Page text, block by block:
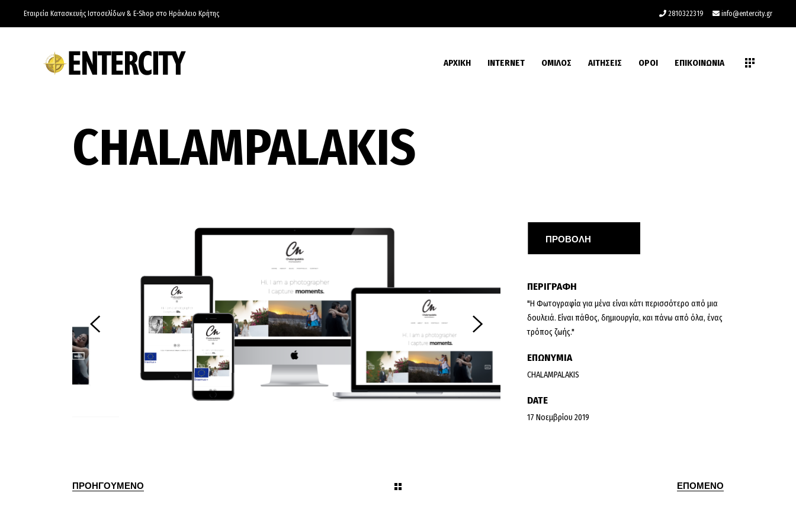
Εταιρεία Κατασκευής Ιστοσελίδων & E-Shop στο Ηράκλειο Κρήτης 2810322319 info@entercity.gr
ΑΡΧΙΚΗ INTERNET ΟΜΙΛΟΣ ΑΙΤΗΣΕΙΣ ΟΡΟΙ ΕΠΙΚΟΙΝΩΝΙΑ
CHALAMPALAKIS
ΠΕΡΙΓΡΑΦΗ
"Η Φωτογραφία για μένα είναι κάτι περισσότερο από μια
δουλειά. Eίναι πάθος, δημιουργία, και πάνω από όλα, ένας
τρόπος ζωής."
ΕΠΩΝΥΜΙΑ
CHALAMPALAKIS
DATE
17 Νοεμβρίου 2019
ΠΡΟΗΓΟΥΜΕΝΟ ΕΠΟΜΕΝΟ